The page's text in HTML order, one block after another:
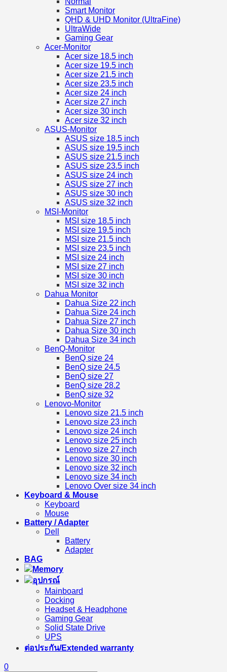
Smart Monitor
QHD & UHD Monitor (UltraFine)
UltraWide
Gaming Gear
Acer-Monitor
Acer size 18.5 inch
Acer size 19.5 inch
Acer size 21.5 inch
Acer size 23.5 inch
Acer size 24 inch
Acer size 27 inch
Acer size 30 inch
Acer size 32 inch
ASUS-Monitor
ASUS size 18.5 inch
ASUS size 19.5 inch
ASUS size 21.5 inch
ASUS size 23.5 inch
ASUS size 24 inch
ASUS size 27 inch
ASUS size 30 inch
ASUS size 32 inch
MSI-Monitor
MSI size 18.5 inch
MSI size 19.5 inch
MSI size 21.5 inch
MSI size 23.5 inch
MSI size 24 inch
MSI size 27 inch
MSI size 30 inch
MSI size 32 inch
Dahua Monitor
Dahua Size 22 inch
Dahua Size 24 inch
Dahua Size 27 inch
Dahua Size 30 inch
Dahua Size 34 inch
BenQ-Monitor
BenQ size 24
BenQ size 24.5
BenQ size 27
BenQ size 28.2
BenQ size 32
Lenovo-Monitor
Lenovo size 21.5 inch
Lenovo size 23 inch
Lenovo size 24 inch
Lenovo size 25 inch
Lenovo size 27 inch
Lenovo size 30 inch
Lenovo size 32 inch
Lenovo size 34 inch
Lenovo Over size 34 inch
Keyboard & Mouse
Keyboard
Mouse
Battery / Adapter
Dell
Battery
Adapter
BAG
Memory
อุปกรณ์
Mainboard
Docking
Headset & Headphone
Gaming Gear
Solid State Drive
UPS
ต่อประกัน/Extended warranty
0